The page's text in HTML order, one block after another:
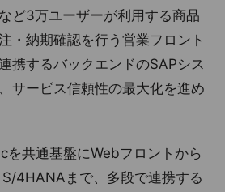
ど3万ユーザーが利用する商品
・納期確認を行う営業フロント
携するバックエンドのSAPシス
サービス信頼性の最大化を進め
を共通基盤にWebフロントから
4HANAまで、多段で連携する